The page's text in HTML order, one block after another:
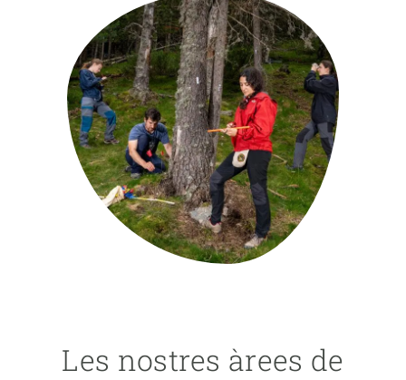
Les nostres àrees de
NOTÍCIES I AGENDA